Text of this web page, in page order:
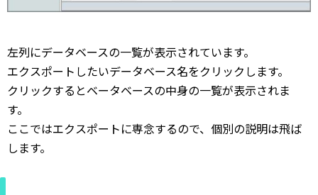
左列にデータベースの一覧が表示されています。
エクスポートしたいデータベース名をクリックします。
クリックするとベータベースの中身の一覧が表示されま
す。
ここではエクスポートに専念するので、個別の説明は飛ば
します。